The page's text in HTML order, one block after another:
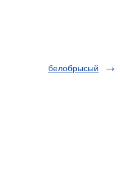
белобрысый